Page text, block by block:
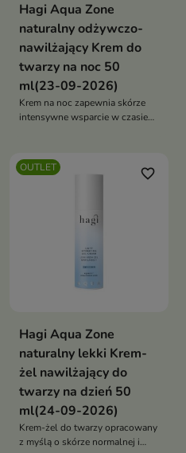
Hagi Aqua Zone
naturalny odżywczo-
nawilżający Krem do
twarzy na noc 50
ml(23-09-2026)
Krem na noc zapewnia skórze
intensywne wsparcie w czasie
OUTLET favorite_border
Hagi Aqua Zone
naturalny lekki Krem-
żel nawilżający do
twarzy na dzień 50
ml(24-09-2026)
Krem-żel do twarzy opracowany
z myślą o skórze normalnej i